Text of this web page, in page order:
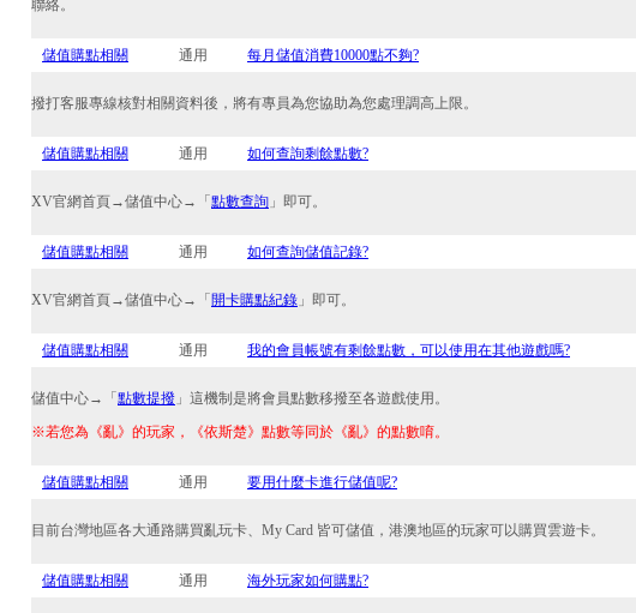
聯絡。
儲值購點相關 通用 每月儲值消費10000點不夠?
撥打客服專線核對相關資料後，將有專員為您協助為您處理調高上限。
儲值購點相關 通用 如何查詢剩餘點數?
XV官網首頁→儲值中心→「 點數查詢 」即可。
儲值購點相關 通用 如何查詢儲值記錄?
XV官網首頁→儲值中心→「 開卡購點紀錄 」即可。
儲值購點相關 通用 我的會員帳號有剩餘點數，可以使用在其他遊戲嗎?
儲值中心→「 點數提撥 」這機制是將會員點數移撥至各遊戲使用。
※若您為《亂》的玩家，《依斯楚》點數等同於《亂》的點數唷。
儲值購點相關 通用 要用什麼卡進行儲值呢?
目前台灣地區各大通路購買亂玩卡、My Card 皆可儲值，港澳地區的玩家可以購買雲遊卡。
儲值購點相關 通用 海外玩家如何購點?